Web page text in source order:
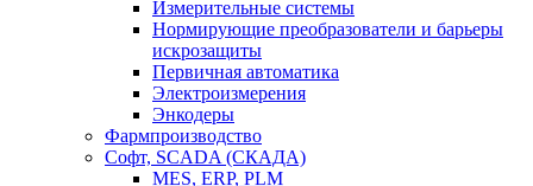
Измерительные системы
Нормирующие преобразователи и барьеры
искрозащиты
Первичная автоматика
Электроизмерения
Энкодеры
Фармпроизводство
Софт, SCADA (СКАДА)
MES, ERP, PLM